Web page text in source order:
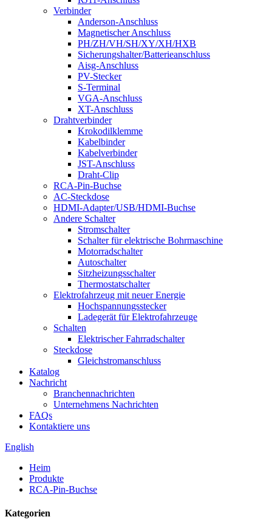
Verbinder
Anderson-Anschluss
Magnetischer Anschluss
PH/ZH/VH/SH/XY/XH/HXB
Sicherungshalter/Batterieanschluss
Aisg-Anschluss
PV-Stecker
S-Terminal
VGA-Anschluss
XT-Anschluss
Drahtverbinder
Krokodilklemme
Kabelbinder
Kabelverbinder
JST-Anschluss
Draht-Clip
RCA-Pin-Buchse
AC-Steckdose
HDMI-Adapter/USB/HDMI-Buchse
Andere Schalter
Stromschalter
Schalter für elektrische Bohrmaschine
Motorradschalter
Autoschalter
Sitzheizungsschalter
Thermostatschalter
Elektrofahrzeug mit neuer Energie
Hochspannungsstecker
Ladegerät für Elektrofahrzeuge
Schalten
Elektrischer Fahrradschalter
Steckdose
Gleichstromanschluss
Katalog
Nachricht
Branchennachrichten
Unternehmens Nachrichten
FAQs
Kontaktiere uns
English
Heim
Produkte
RCA-Pin-Buchse
Kategorien